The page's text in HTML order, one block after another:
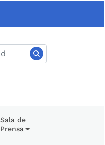
Sala de
Prensa